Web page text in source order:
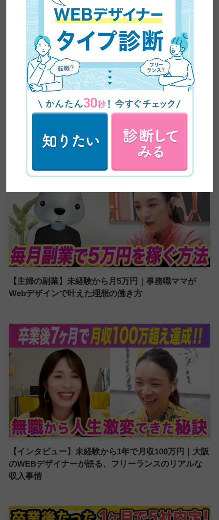
【超有益】平凡な主婦がビジネスセミナーに乗り込み
5ヶ月で60万円の副業収入を稼いだ方法を大公開！紹
【主婦の副業】未経験から月5万円｜事務職ママが
Webデザインで叶えた理想の働き方
【インタビュー】未経験から1年で月収100万円｜大阪
のWEBデザイナーが語る、フリーランスのリアルな
収入事情